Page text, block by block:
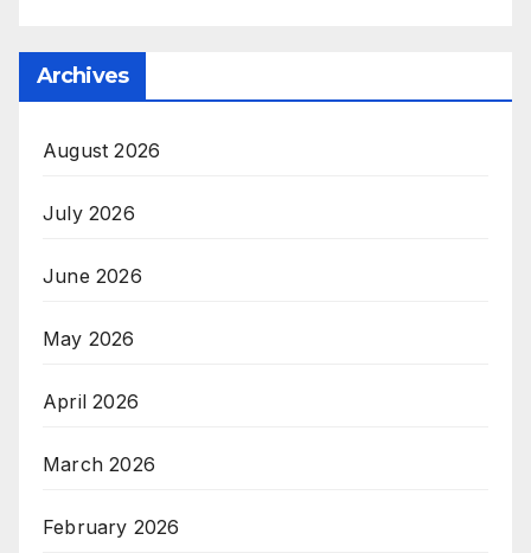
Archives
August 2026
July 2026
June 2026
May 2026
April 2026
March 2026
February 2026